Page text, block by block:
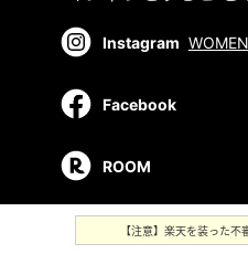
Instagram WOMEN
Facebook
ROOM
【注意】楽天を装った